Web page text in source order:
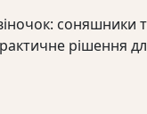
соняшники
рішення